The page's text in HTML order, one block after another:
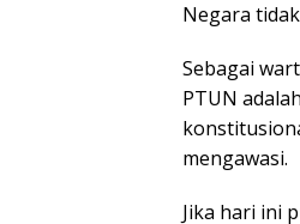
Negara
Sebagai
PTUN
mengawasi.
Jika hari ini